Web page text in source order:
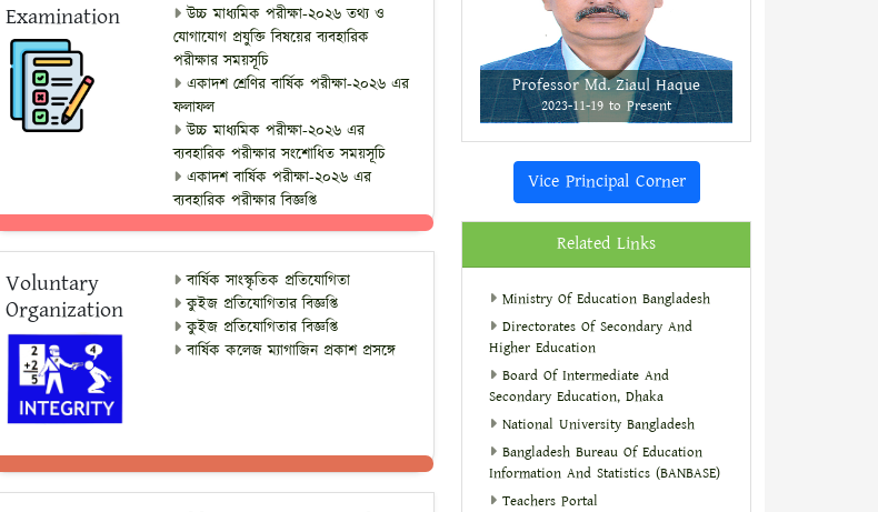
Examination
উচ্চ মাধ্যমিক পরীক্ষা-২০২৬ তথ্য ও
যোগাযোগ প্রযুক্তি বিষয়ের ব্যবহারিক
পরীক্ষার সময়সূচি
একাদশ শ্রেণির বার্ষিক পরীক্ষা-২০২৬ এর
ফলাফল
উচ্চ মাধ্যমিক পরীক্ষা-২০২৬ এর
ব্যবহারিক পরীক্ষার সংশোধিত সময়সূচি
একাদশ বার্ষিক পরীক্ষা-২০২৬ এর
ব্যবহারিক পরীক্ষার বিজ্ঞপ্তি
Voluntary
Organization
বার্ষিক সাংস্কৃতিক প্রতিযোগিতা
কুইজ প্রতিযোগিতার বিজ্ঞপ্তি
কুইজ প্রতিযোগিতার বিজ্ঞপ্তি
বার্ষিক কলেজ ম্যাগাজিন প্রকাশ প্রসঙ্গে
Professor Md. Ziaul Haque
2023-11-19 to Present
Vice Principal Corner
Related Links
Ministry Of Education Bangladesh
Directorates Of Secondary And
Higher Education
Board Of Intermediate And
Secondary Education, Dhaka
National University Bangladesh
Bangladesh Bureau Of Education
Information And Statistics (BANBASE)
Teachers Portal